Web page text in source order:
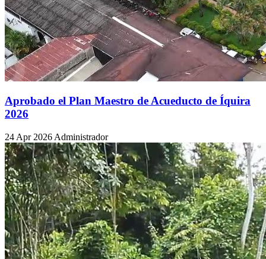
Aprobado el Plan Maestro de Acueducto de Íquira
2026
24 Apr 2026 Administrador